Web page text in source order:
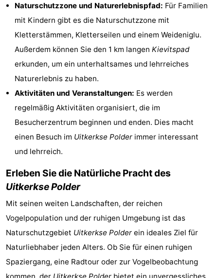
Spielplätze
Bowling
-
Minigolfplätze
Wellness-
Zentren
Dörfer
Städte
Natur
Sport
Schwimmbader
Wandern
-
Golfplatze
-
und
Veranstaltungen
Naturschutzzone und Naturerlebnispfad: Für Familien
mit Kindern gibt es die Naturschutzzone mit
Kletterstämmen, Kletterseilen und einem Weideniglu.
Außerdem können Sie den 1 km langen Kievitspad
erkunden, um ein unterhaltsames und lehrreiches
Naturerlebnis zu haben.
Aktivitäten und Veranstaltungen: Es werden
regelmäßig Aktivitäten organisiert, die im
Besucherzentrum beginnen und enden. Dies macht
einen Besuch im Uitkerkse Polder immer interessant
und lehrreich.
Erleben Sie die Natürliche Pracht des
Uitkerkse Polder
Mit seinen weiten Landschaften, der reichen
Vogelpopulation und der ruhigen Umgebung ist das
Naturschutzgebiet Uitkerkse Polder ein ideales Ziel für
Naturliebhaber jeden Alters. Ob Sie für einen ruhigen
Spaziergang, eine Radtour oder zur Vogelbeobachtung